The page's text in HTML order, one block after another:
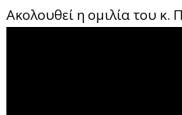
Ακολουθεί η ομιλία του κ.